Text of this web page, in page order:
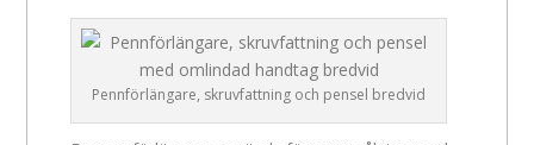
Pennförlängare, skruvfattning och pensel bredvid